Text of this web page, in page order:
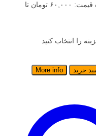
محدوده قیمت: ۶۰,۰۰۰ تومان تا
را انتخاب کنید
خرید More info